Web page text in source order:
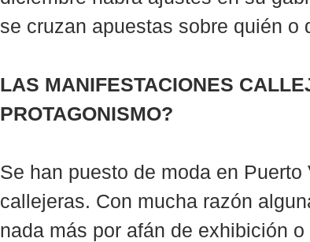
se cruzan apuestas sobre quién o
LAS MANIFESTACIONES
PROTAGONISMO?
Se han puesto de moda en
callejeras. Con mucha razón
nada más por afán de exhibición